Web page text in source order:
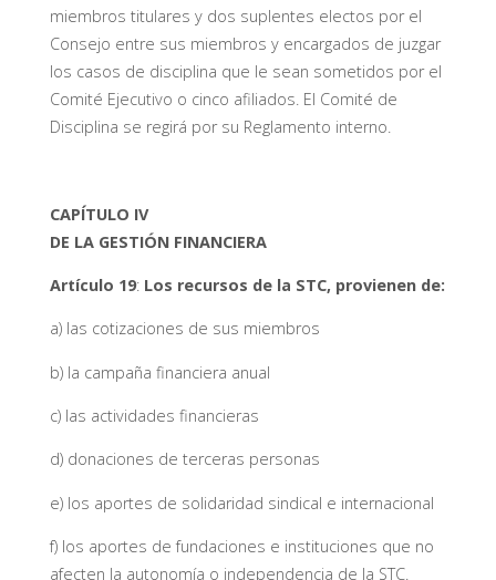
miembros titulares y dos suplentes electos por el
Consejo entre sus miembros y encargados de juzgar
los casos de disciplina que le sean sometidos por el
Comité Ejecutivo o cinco afiliados. El Comité de
Disciplina se regirá por su Reglamento interno.
CAPÍTULO IV
DE LA GESTIÓN FINANCIERA
Artículo 19: Los recursos de la STC, provienen de:
a) las cotizaciones de sus miembros
b) la campaña financiera anual
c) las actividades financieras
d) donaciones de terceras personas
e) los aportes de solidaridad sindical e internacional
f) los aportes de fundaciones e instituciones que no
afecten la autonomía o independencia de la STC.